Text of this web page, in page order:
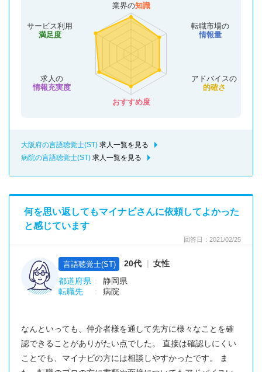
業界の知識
転職市場の
情報量
アドバイスの
的確さ
おすすめ度
サービス利用
満足度
求人の
情報充実度
大阪府の言語聴覚士(ST) 求人一覧を見る
病院の言語聴覚士(ST) 求人一覧を見る
回答日：2021/02/25
何を思い返してもマイナビさんに依頼してよかった
と感じています
言語聴覚士(ST) 20代
女性
都道府県
静岡県
転職先
病院
なんといっても、仲介者様を通して先方に様々なことを確
認できることがありがたい点でした。 直接は確認しにくい
ことでも、マイナビの方には相談しやすかったです。 ま